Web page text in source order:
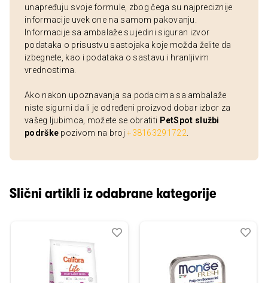
unapređuju svoje formule, zbog čega su najpreciznije
informacije uvek one na samom pakovanju.
Informacije sa ambalaže su jedini siguran izvor
podataka o prisustvu sastojaka koje možda želite da
izbegnete, kao i podataka o sastavu i hranljivim
vrednostima.
Ako nakon upoznavanja sa podacima sa ambalaže
niste sigurni da li je određeni proizvod dobar izbor za
vašeg ljubimca, možete se obratiti PetSpot službi
podrške pozivom na broj+38163291722
Slični artikli iz odabrane kategorije
Dodaj
Uporedi